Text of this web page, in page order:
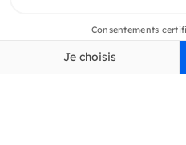
En savoir plus